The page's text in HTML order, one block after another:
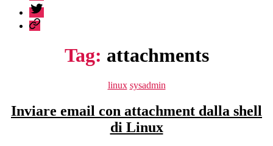
twitter
sessionize
Tag: attachments
Categorie
linux sysadmin
Inviare email con attachment dalla shell
di Linux